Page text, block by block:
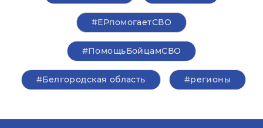
#ЕРпомогаетСВО
#ПомощьБойцамСВО
#Белгородская область #регионы